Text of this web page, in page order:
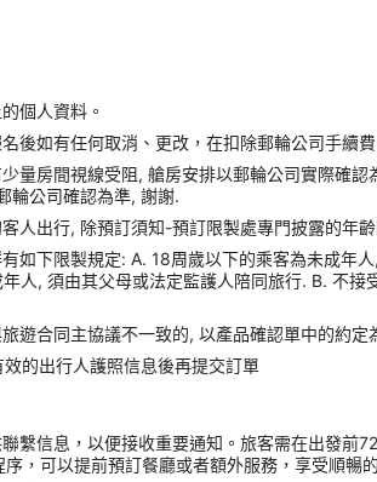
個人資料。
後如有任何取消、更改，在扣除郵輪公司手續
量房間視線受阻, 艙房安排以郵輪公司實際確
輪公司確認為準, 謝謝.
人出行, 除預訂須知-預訂限製處專門披露的年
如下限製規定: A. 18周歲以下的乘客為未成年
人, 須由其父母或法定監護人陪同旅行. B. 不
遊合同主協議不一致的, 以產品確認單中的約定
的出行人護照信息後再提交訂單
繫信息，以便接收重要通知。旅客需在出發前
，可以提前預訂餐廳或者額外服務，享受順暢